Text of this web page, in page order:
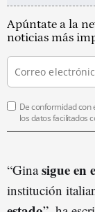
Apúntate a la
noticias más
De conformidad con
los datos facilitados
“Ginasigue en
institución